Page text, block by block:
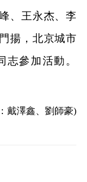
、王永杰、李
揚，北京城市
參加活動。
戴澤鑫、劉師豪)